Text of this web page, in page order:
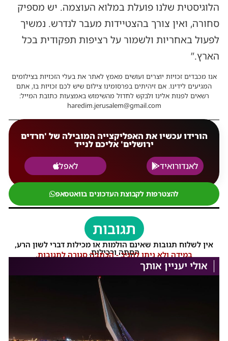
הלוגיסטית שלנו פועלת במלוא העוצמה. יש מספיק
סחורה, ואין צורך בהצטיידות מעבר לנדרש. נמשיך
לפעול באחריות ולשמור על רציפות תפקודית בכל
הארץ.”
אנו מכבדים זכויות יוצרים ועושים מאמץ לאתר את בעלי הזכויות בצילומים
המגיעים לידינו. אם זיהיתים בפרסומינו צילום שיש לכם זכויות בו, אתם
רשאים לפנות אלינו ולבקש לחדול מהשימוש באמצעות כתובת המייל:
haredim.jerusalem@gmail.com
הורידו עכשיו את האפליקצייה המובילה של 'חרדים
ירושלים' אליכם לנייד
לאנדורואיד
לאפל
להצטרפות לקבוצת העדכונים בוואטסאפ
תגובות
אין לשלוח תגובות שאינם הולמות או מכילות דברי לשון הרע,
הסתה ורכילות.
במידה ולא ניתן להגיב - הכתבה סגורה לתגובות.
אולי יעניין אותך